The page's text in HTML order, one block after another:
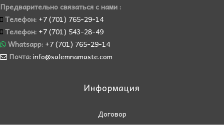
Предварительно связаться с нами :
Телефон: +7 (701) 765-29-14
Телефон: +7 (701) 543-28-49
Whatsapp: +7 (701) 765-29-14
Почта:info@salemnamaste.com
Информация
Договор